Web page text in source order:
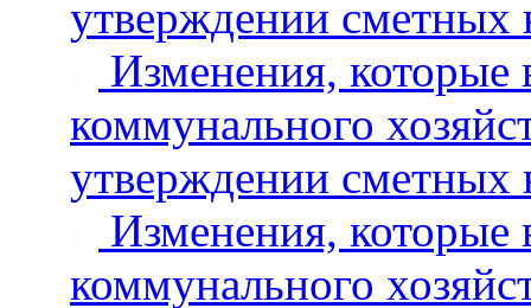
утверждении сметных
Изменения, которые
коммунального
утверждении сметных
Изменения, которые
коммунального